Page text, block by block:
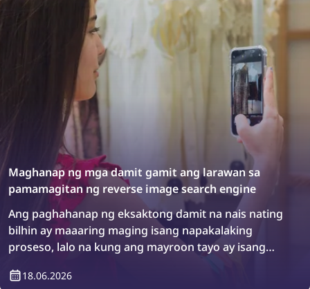
Maghanap ng mga damit gamit ang larawan sa
pamamagitan ng reverse image search engine
Ang paghahanap ng eksaktong damit na nais nating
bilhin ay maaaring maging isang napakalaking
proseso, lalo na kung ang mayroon tayo ay isang
mga reverse image search engine! Tuklasin kung
18.06.2026